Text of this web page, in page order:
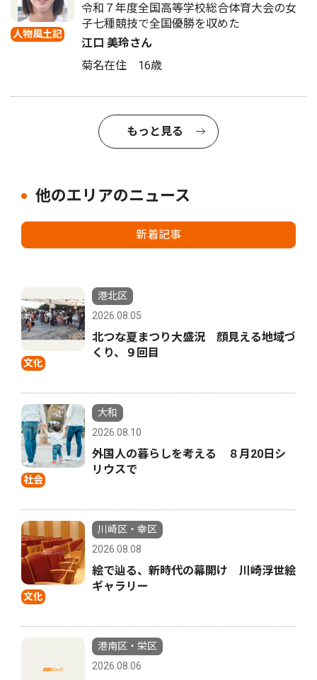
人物風土記
令和７年度全国高等学校総合体育大会の女
子七種競技で全国優勝を収めた
江口 美玲さん
菊名在住 16歳
もっと見る
他のエリアのニュース
新着記事
文化
港北区
2026.08.05
北つな夏まつり大盛況 顔見える地域づ
くり、９回目
社会
大和
2026.08.10
外国人の暮らしを考える ８月20日シ
リウスで
文化
川崎区・幸区
2026.08.08
絵で辿る、新時代の幕開け 川崎浮世絵
ギャラリー
港南区・栄区
2026.08.06